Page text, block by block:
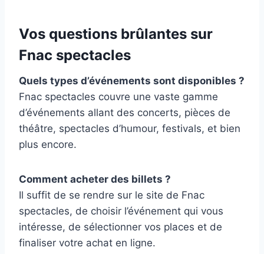
Vos questions brûlantes sur
Fnac spectacles
Quels types d’événements sont disponibles ?
Fnac spectacles couvre une vaste gamme
d’événements allant des concerts, pièces de
théâtre, spectacles d’humour, festivals, et bien
plus encore.
Comment acheter des billets ?
Il suffit de se rendre sur le site de Fnac
spectacles, de choisir l’événement qui vous
intéresse, de sélectionner vos places et de
finaliser votre achat en ligne.